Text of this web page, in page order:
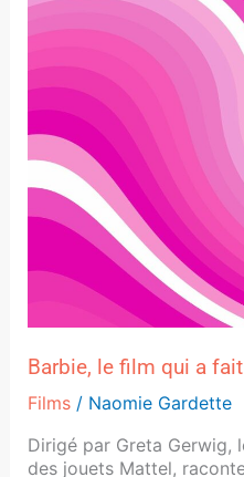
Barbie, le film qui a
Films/ Naomie Gardette
Dirigé par Greta Gerwig,
des jouets Mattel,
fait
sensation!